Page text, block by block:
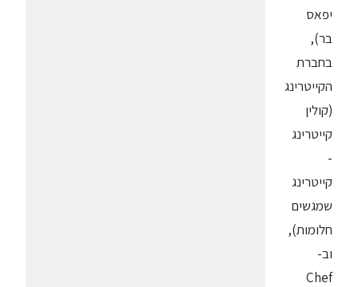
יפאס
בר),
בחברת
הקייטרינג
(קולין
קייטרינג
-
קייטרינג
שמגשים
חלומות),
וב-
Chef